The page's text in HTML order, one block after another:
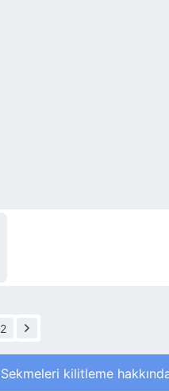
2
Sekmeleri kilitleme